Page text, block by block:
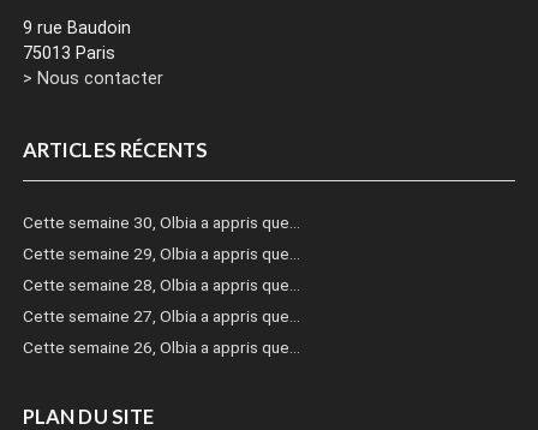
9 rue Baudoin
75013 Paris
> Nous contacter
ARTICLES RÉCENTS
Cette semaine 30, Olbia a appris que…
Cette semaine 29, Olbia a appris que…
Cette semaine 28, Olbia a appris que…
Cette semaine 27, Olbia a appris que…
Cette semaine 26, Olbia a appris que…
PLAN DU SITE